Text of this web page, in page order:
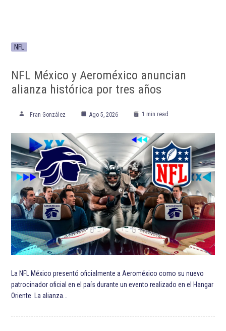
NFL
NFL México y Aeroméxico anuncian
alianza histórica por tres años
Fran González Ago 5, 2026 1 min read
La NFL México presentó oficialmente a Aeroméxico como su nuevo
patrocinador oficial en el país durante un evento realizado en el Hangar
Oriente. La alianza…